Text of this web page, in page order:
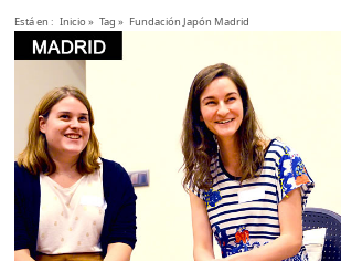
Está en : Inicio» Tag » Fundación Japón Madrid